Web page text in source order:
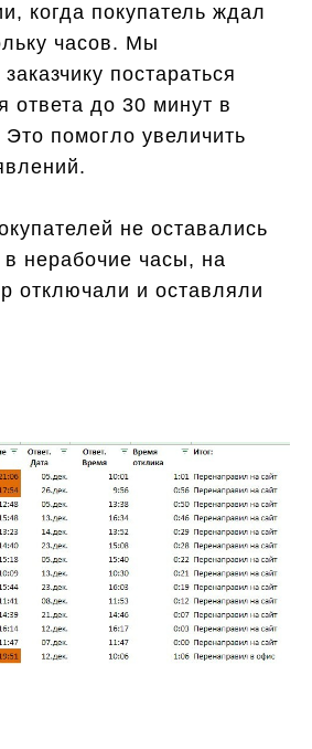
когда покупатель ждал
часов. Мы
постараться
ответа до 30 минут в
помогло увеличить
не оставались
нерабочие часы, на
отключали и оставляли